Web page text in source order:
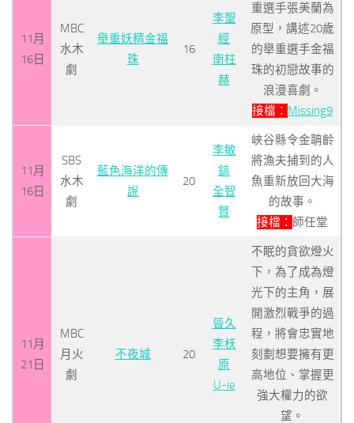
11月
16日
MBC
水木
劇
舉重妖精金福
珠
16
李聖
經
南柱
赫
重選手張美蘭為
原型，講述20歲
的舉重選手金福
珠的初戀故事的
浪漫喜劇。
接檔： Missing9
11月
16日
SBS
水木
劇
藍色海洋的傳
說
20
李敏
鎬
全智
賢
峽谷縣令金聃齡
將漁夫捕到的人
魚重新放回大海
的故事。
接檔： 師任堂
11月
21日
MBC
月火
劇
不夜城 20
晉久
李枖
原
U-ie
不眠的貪欲燈火
下，為了成為燈
光下的主角，展
開激烈戰爭的過
程，將會忠實地
刻劃想要擁有更
高地位、掌握更
強大權力的欲
望。